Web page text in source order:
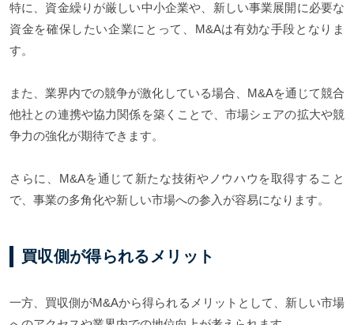
特に、資金繰りが厳しい中小企業や、新しい事業展開に必要な
資金を確保したい企業にとって、M&Aは有効な手段となりま
す。
また、業界内での競争が激化している場合、M&Aを通じて競合
他社との連携や協力関係を築くことで、市場シェアの拡大や競
争力の強化が期待できます。
さらに、M&Aを通じて新たな技術やノウハウを取得すること
で、事業の多角化や新しい市場への参入が容易になります。
買収側が得られるメリット
一方、買収側がM&Aから得られるメリットとして、新しい市場